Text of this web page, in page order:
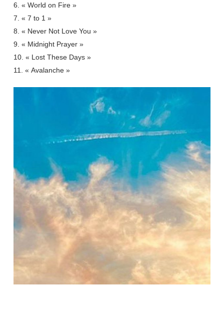
6. « World on Fire »
7. « 7 to 1 »
8. « Never Not Love You »
9. « Midnight Prayer »
10. « Lost These Days »
11. « Avalanche »